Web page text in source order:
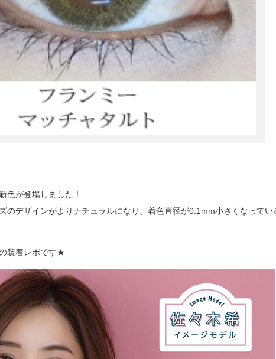
色が登場しました！
のデザインがよりナチュラルになり、着色直径が0.1mm小さくなってい
装着レポです★